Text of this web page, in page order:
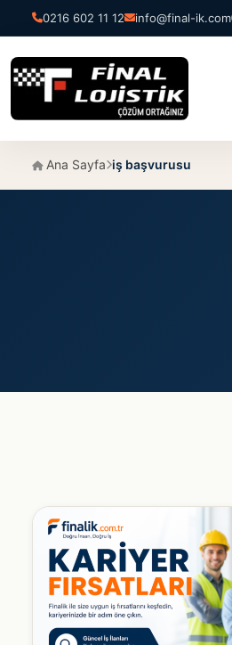
0216 602 11 12 info@final-ik.com
Ana Sayfa iş başvurusu